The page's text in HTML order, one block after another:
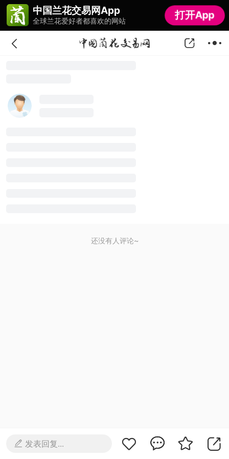
中国兰花交易网App
全球兰花爱好者都喜欢的网站 打开App
中国兰花交易网App
全球兰花爱好者都喜欢的网站 打开App
还没有人评论~
发表回复...